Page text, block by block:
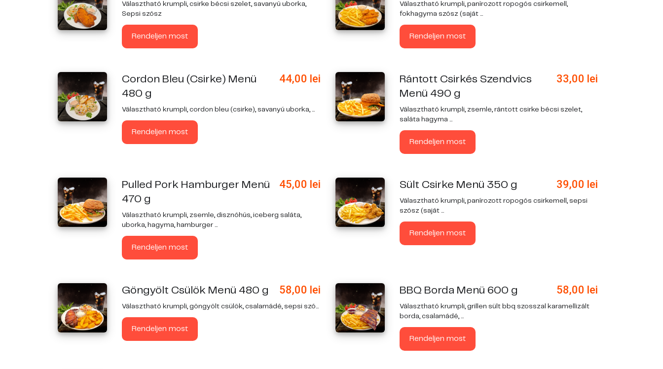
Választható krumpli, csirke bécsi szelet, savanyú uborka,
Sepsi szósz
Rendeljen most
Választható krumpli, panírozott ropogós csirkemell,
fokhagyma szósz (saját ...
Rendeljen most
Cordon Bleu (Csirke) Menü
480 g
44,00 lei
Választható krumpli, cordon bleu (csirke), savanyú uborka, ...
Rendeljen most
Rántott Csirkés Szendvics
Menü 490 g
33,00 lei
Választható krumpli, zsemle, rántott csirke bécsi szelet,
saláta hagyma ...
Rendeljen most
Pulled Pork Hamburger Menü
470 g
45,00 lei
Választható krumpli, zsemle, disznóhús, iceberg saláta,
uborka, hagyma, hamburger ...
Rendeljen most
Sült Csirke Menü 350 g 39,00 lei
Választható krumpli, panírozott ropogós csirkemell, sepsi
szósz (saját ...
Rendeljen most
Göngyölt Csülök Menü 480 g 58,00 lei
Választható krumpli, göngyölt csülök, csalamádé, sepsi szó...
Rendeljen most
BBQ Borda Menü 600 g 58,00 lei
Választható krumpli, grillen sült bbq szosszal karamellizált
borda, csalamádé, ...
Rendeljen most